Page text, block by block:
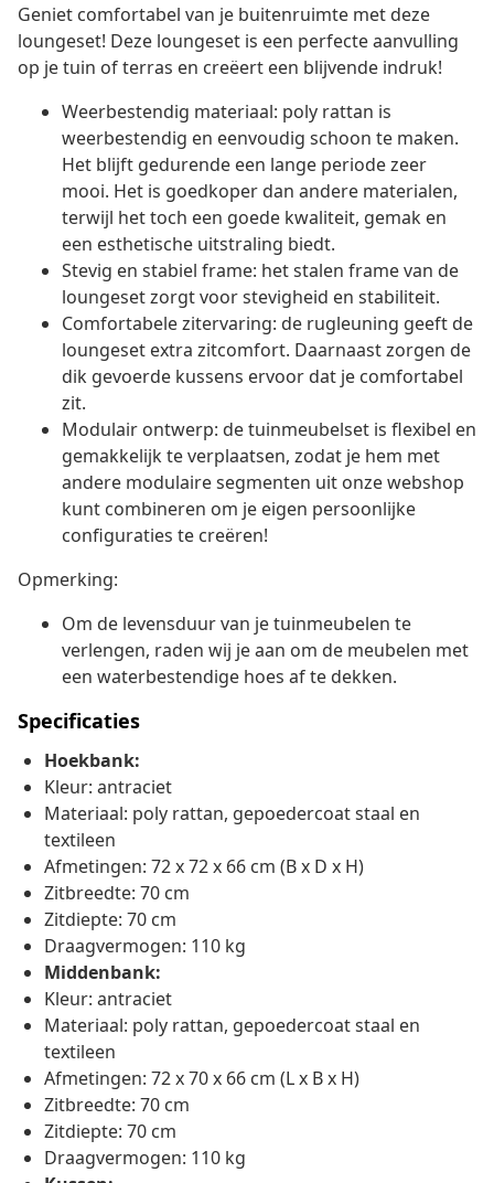
Geniet comfortabel van je buitenruimte met deze
loungeset! Deze loungeset is een perfecte aanvulling
op je tuin of terras en creëert een blijvende indruk!
Weerbestendig materiaal: poly rattan is
weerbestendig en eenvoudig schoon te maken.
Het blijft gedurende een lange periode zeer
mooi. Het is goedkoper dan andere materialen,
terwijl het toch een goede kwaliteit, gemak en
een esthetische uitstraling biedt.
Stevig en stabiel frame: het stalen frame van de
loungeset zorgt voor stevigheid en stabiliteit.
Comfortabele zitervaring: de rugleuning geeft de
loungeset extra zitcomfort. Daarnaast zorgen de
dik gevoerde kussens ervoor dat je comfortabel
zit.
Modulair ontwerp: de tuinmeubelset is flexibel en
gemakkelijk te verplaatsen, zodat je hem met
andere modulaire segmenten uit onze webshop
kunt combineren om je eigen persoonlijke
configuraties te creëren!
Opmerking:
Om de levensduur van je tuinmeubelen te
verlengen, raden wij je aan om de meubelen met
een waterbestendige hoes af te dekken.
Specificaties
Hoekbank:
Kleur: antraciet
Materiaal: poly rattan, gepoedercoat staal en
textileen
Afmetingen: 72 x 72 x 66 cm (B x D x H)
Zitbreedte: 70 cm
Zitdiepte: 70 cm
Draagvermogen: 110 kg
Middenbank:
Kleur: antraciet
Materiaal: poly rattan, gepoedercoat staal en
textileen
Afmetingen: 72 x 70 x 66 cm (L x B x H)
Zitbreedte: 70 cm
Zitdiepte: 70 cm
Draagvermogen: 110 kg